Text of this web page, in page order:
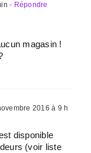
- Répondre
magasin !
2016 à 9 h
disponible
(voir liste